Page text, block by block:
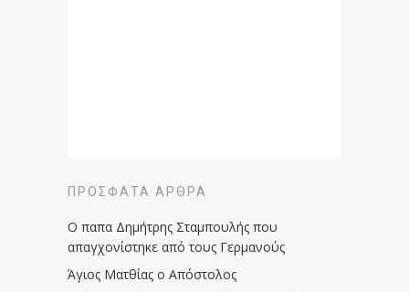
ΠΡΌΣΦΑΤΑ ΆΡΘΡΑ
Ο παπα Δημήτρης Σταμπουλής που
απαγχονίστηκε από τους Γερμανούς
Άγιος Ματθίας ο Απόστολος